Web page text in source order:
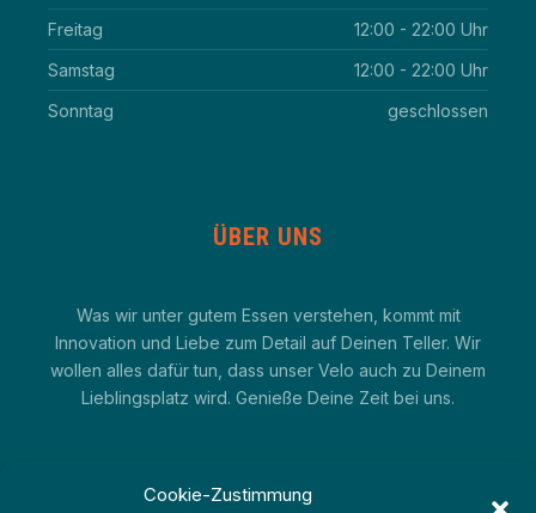
Cookie-Zustimmung
Freitag
12:00 - 22:00 Uhr
Samstag
12:00 - 22:00 Uhr
Sonntag
geschlossen
ÜBER UNS
Was wir unter gutem Essen verstehen, kommt mit
Innovation und Liebe zum Detail auf Deinen Teller. Wir
wollen alles dafür tun, dass unser Velo auch zu Deinem
Lieblingsplatz wird. Genieße Deine Zeit bei uns.